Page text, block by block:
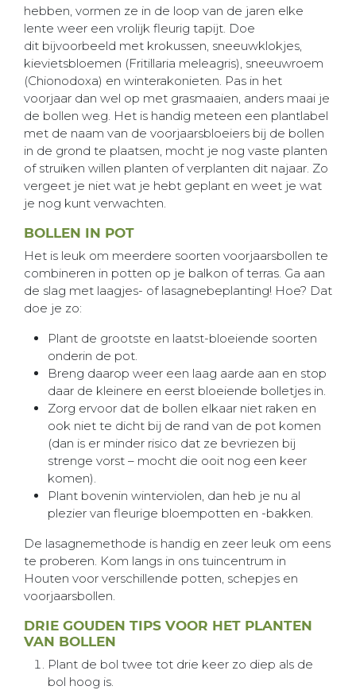
hebben, vormen ze in de loop van de jaren elke
lente weer een vrolijk fleurig tapijt. Doe
dit bijvoorbeeld met krokussen, sneeuwklokjes,
kievietsbloemen (Fritillaria meleagris), sneeuwroem
(Chionodoxa) en winterakonieten. Pas in het
voorjaar dan wel op met grasmaaien, anders maai je
de bollen weg. Het is handig meteen een plantlabel
met de naam van de voorjaarsbloeiers bij de bollen
in de grond te plaatsen, mocht je nog vaste planten
of struiken willen planten of verplanten dit najaar. Zo
vergeet je niet wat je hebt geplant en weet je wat
je nog kunt verwachten.
BOLLEN IN POT
Het is leuk om meerdere soorten voorjaarsbollen te
combineren in potten op je balkon of terras. Ga aan
de slag met laagjes- of lasagnebeplanting! Hoe? Dat
doe je zo:
Plant de grootste en laatst-bloeiende soorten
onderin de pot.
Breng daarop weer een laag aarde aan en stop
daar de kleinere en eerst bloeiende bolletjes in.
Zorg ervoor dat de bollen elkaar niet raken en
ook niet te dicht bij de rand van de pot komen
(dan is er minder risico dat ze bevriezen bij
strenge vorst – mocht die ooit nog een keer
komen).
Plant bovenin winterviolen, dan heb je nu al
plezier van fleurige bloempotten en -bakken.
De lasagnemethode is handig en zeer leuk om eens
te proberen. Kom langs in ons tuincentrum in
Houten voor verschillende potten, schepjes en
voorjaarsbollen.
DRIE GOUDEN TIPS VOOR HET PLANTEN
VAN BOLLEN
Plant de bol twee tot drie keer zo diep als de
bol hoog is.